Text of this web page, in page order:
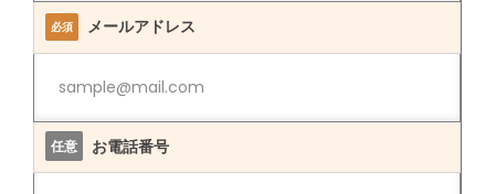
必須 メールアドレス
任意 お電話番号